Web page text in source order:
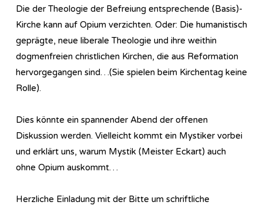
Die der Theologie der Befreiung entsprechende (Basis)-
Kirche kann auf Opium verzichten. Oder: Die humanistisch
geprägte, neue liberale Theologie und ihre weithin
dogmenfreien christlichen Kirchen, die aus Reformation
hervorgegangen sind…(Sie spielen beim Kirchentag keine
Rolle).
Dies könnte ein spannender Abend der offenen
Diskussion werden. Vielleicht kommt ein Mystiker vorbei
und erklärt uns, warum Mystik (Meister Eckart) auch
ohne Opium auskommt…
Herzliche Einladung mit der Bitte um schriftliche